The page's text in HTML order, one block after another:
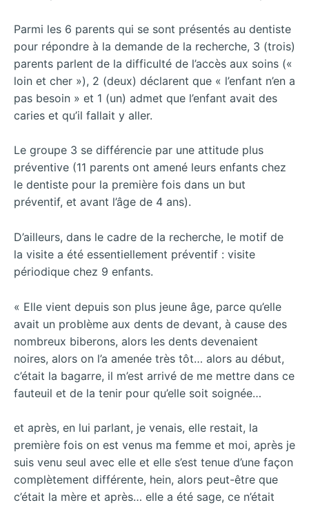
Parmi les 6 parents qui se sont présentés au dentiste
pour répondre à la demande de la recherche, 3 (trois)
parents parlent de la difficulté de l’accès aux soins («
loin et cher »), 2 (deux) déclarent que « l’enfant n’en a
pas besoin » et 1 (un) admet que l’enfant avait des
caries et qu’il fallait y aller.
Le groupe 3 se différencie par une attitude plus
préventive (11 parents ont amené leurs enfants chez
le dentiste pour la première fois dans un but
préventif, et avant l’âge de 4 ans).
D’ailleurs, dans le cadre de la recherche, le motif de
la visite a été essentiellement préventif : visite
périodique chez 9 enfants.
« Elle vient depuis son plus jeune âge, parce qu’elle
avait un problème aux dents de devant, à cause des
nombreux biberons, alors les dents devenaient
noires, alors on l’a amenée très tôt… alors au début,
c’était la bagarre, il m’est arrivé de me mettre dans ce
fauteuil et de la tenir pour qu’elle soit soignée…
et après, en lui parlant, je venais, elle restait, la
première fois on est venus ma femme et moi, après je
suis venu seul avec elle et elle s’est tenue d’une façon
complètement différente, hein, alors peut-être que
c’était la mère et après… elle a été sage, ce n’était